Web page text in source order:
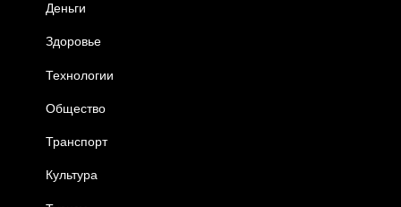
Деньги
Здоровье
Технологии
Общество
Транспорт
Культура